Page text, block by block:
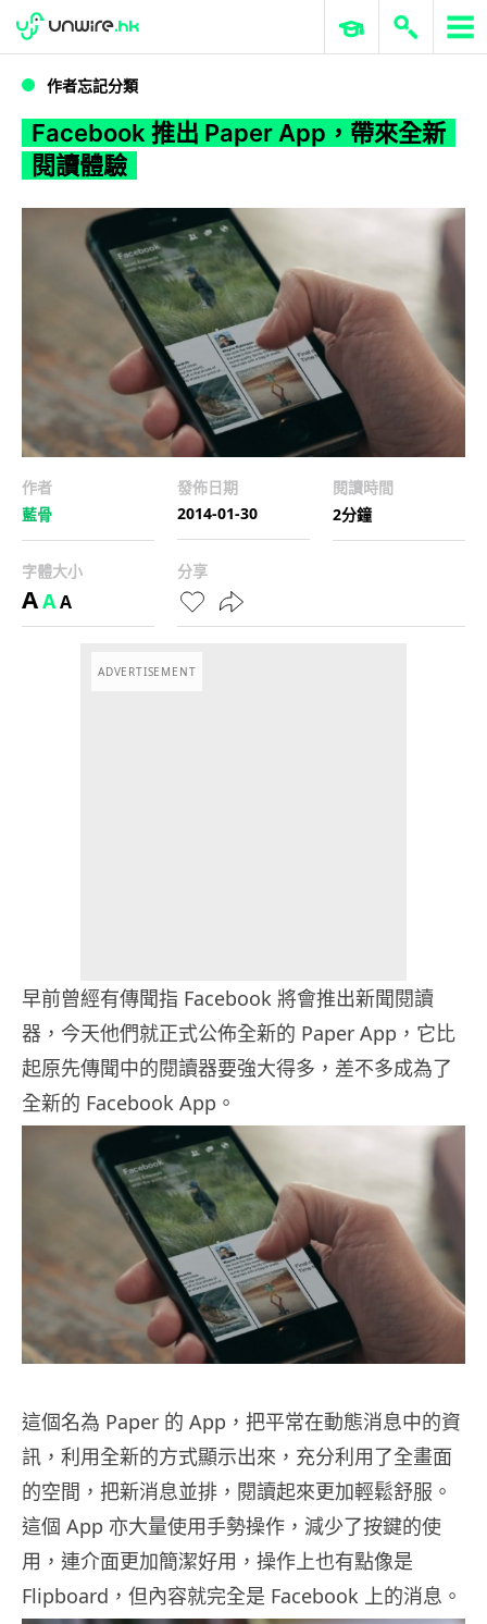
WWDC 2026 ERP 與商業 AI
作者忘記分類
Facebook 推出 Paper App，帶來全新
閱讀體驗
作者
藍骨
發佈日期
2014-01-30
閱讀時間
2分鐘
字體大小
AAA
分享
ADVERTISEMENT
早前曾經有傳聞指 Facebook 將會推出新聞閱讀
器，今天他們就正式公佈全新的 Paper App，它比
起原先傳聞中的閱讀器要強大得多，差不多成為了
全新的 Facebook App。
這個名為 Paper 的 App，把平常在動態消息中的資
訊，利用全新的方式顯示出來，充分利用了全畫面
的空間，把新消息並排，閱讀起來更加輕鬆舒服。
這個 App 亦大量使用手勢操作，減少了按鍵的使
用，連介面更加簡潔好用，操作上也有點像是
Flipboard，但內容就完全是 Facebook 上的消息。